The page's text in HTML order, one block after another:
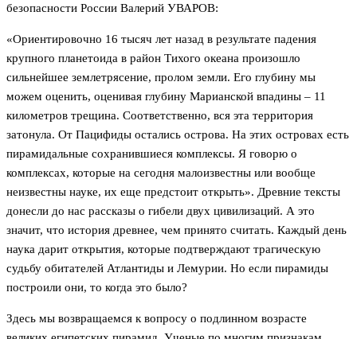
безопасности России Валерий УВАРОВ:
«Ориентировочно 16 тысяч лет назад в результате падения
крупного планетоида в район Тихого океана произошло
сильнейшее землетрясение, пролом земли. Его глубину мы
можем оценить, оценивая глубину Марианской впадины – 11
километров трещина. Соответственно, вся эта территория
затонула. От Пацифиды остались острова. На этих островах есть
пирамидальные сохранившиеся комплексы. Я говорю о
комплексах, которые на сегодня малоизвестны или вообще
неизвестны науке, их еще предстоит открыть». Древние тексты
донесли до нас рассказы о гибели двух цивилизаций. А это
значит, что история древнее, чем принято считать. Каждый день
наука дарит открытия, которые подтверждают трагическую
судьбу обитателей Атлантиды и Лемурии. Но если пирамиды
построили они, то когда это было?
Здесь мы возвращаемся к вопросу о подлинном возрасте